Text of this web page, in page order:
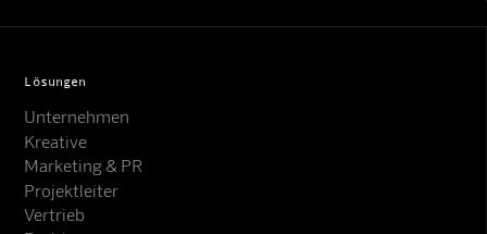
Lösungen
Unternehmen
Kreative
Marketing & PR
Projektleiter
Vertrieb